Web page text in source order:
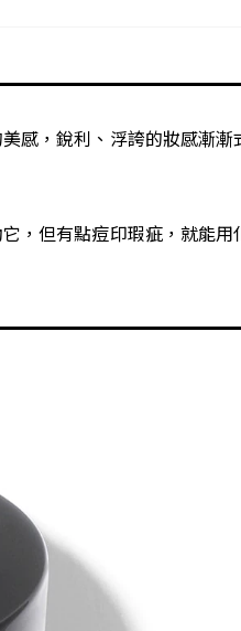
感，銳利、浮誇的妝感漸漸
，但有點痘印瑕疵，就能用